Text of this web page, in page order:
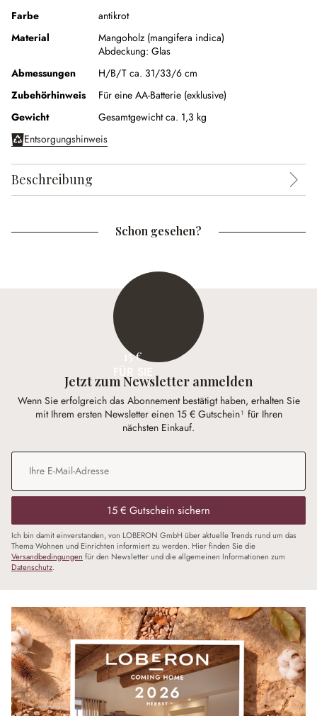
Farbe
antikrot
Material
Mangoholz (mangifera indica)
Abdeckung: Glas
Abmessungen
H/B/T ca. 31/33/6 cm
Zubehörhinweis
Für eine AA-Batterie (exklusive)
Gewicht
Gesamtgewicht ca. 1,3 kg
Entsorgungshinweis
Beschreibung
Schon gesehen?
15 €
Jetzt zum Newsletter anmelden
Wenn Sie erfolgreich das Abonnement bestätigt haben, erhalten Sie
mit Ihrem ersten Newsletter einen 15 € Gutschein¹ für Ihren
nächsten Einkauf.
E-Mail-Adresse
15 € Gutschein sichern
Ich bin damit einverstanden, von LOBERON GmbH über aktuelle Trends rund um das
Thema Wohnen und Einrichten informiert zu werden. Hier finden Sie die
Versandbedingungen für den Newsletter und die allgemeinen Informationen zum
Datenschutz.